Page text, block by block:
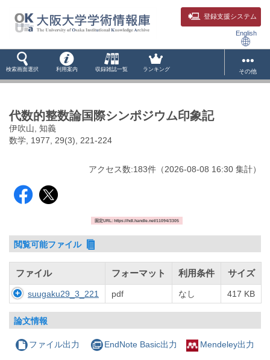
登録支援システム
English
検索画面選択 利用案内 収録雑誌一覧 ランキング その他
代数的整数論国際シンポジウム印象記
伊吹山, 知義
数学, 1977, 29(3), 221-224
アクセス数:183件 （2026-08-08 16:30 集計）
固定URL: https://hdl.handle.net/11094/3305
閲覧可能ファイル
ファイル フォーマット 利用条件 サイズ
suugaku29_3_221 pdf なし 417 KB
論文情報
ファイル出力 EndNote Basic出力 Mendeley出力